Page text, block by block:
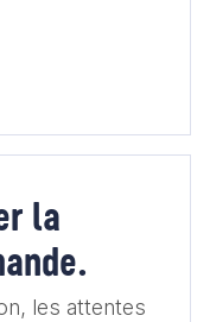
la
les attentes